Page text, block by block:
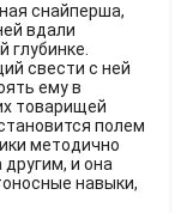
снайперша,
вдали
глубинке.
свести с ней
ему в
товарищей
полем
методично
и она
навыки,